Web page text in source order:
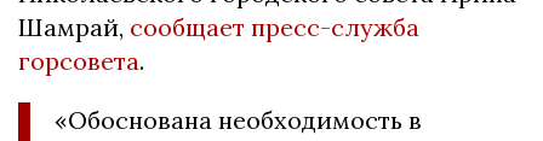
Шамрай, сообщает пресс-служба
горсовета.
«Обоснована необходимость в